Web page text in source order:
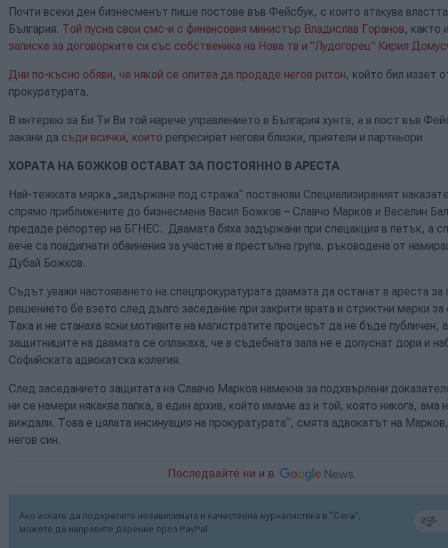
Почти всеки ден бизнесменът пише постове във Фейсбук, с които атакува
България. Той пусна свои смс-и с финансовия министър Владислав Горанов, както и
записка за договорките си със собственика на Нова тв и "Лудогорец" Кирил
Дни по-късно обяви, че някой се опитва да продаде негов ритон, който бил иззет
прокуратурата.
В интервю за Би Ти Ви той нарече управлението в България хунта, а в пост във
закани да съди всички, които репресират негови близки, приятели и партньори
ХОРАТА НА БОЖКОВ ОСТАВАТ ЗА ПОСТОЯННО В АРЕСТА
Най-тежката мярка „задържане под стража“ постанови Специализираният
спрямо приближените до бизнесмена Васил Божков – Славчо Марков и Веселин
предаде репортер на БГНЕС. Двамата бяха задържани при спецакция в петък, а
вече са повдигнати обвинения за участие в престъпна група, ръководена от
Дубай Божков.
Съдът уважи настояването на спецпрокуратурата двамата да останат в ареста за
решението бе взето след дълго заседание при закрити врата и стриктни мерки за
Така и не станаха ясни мотивите на магистратите процесът да не бъде публичен, а
защитниците на двамата се оплакаха, че в съдебната зала не е допуснат дори и
Софийската адвокатска колегия.
След заседанието защитата на Славчо Марков намекна за подхвърлени
ни се намери някаква папка, в един архив, който имаме аз и той, която никога, ама
виждали. Това е цялата инсинуация на прокуратурата“, смята адвокатът на
негов син.
Последвайте ни и в
Ако искате да подкрепите независимата и качествена журналистика в “Сега”,
можете да направите дарение през PayPal